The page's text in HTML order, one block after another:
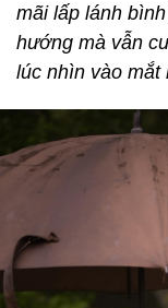
mãi lấp lánh
hướng mà vẫn
lúc nhìn vào mắt